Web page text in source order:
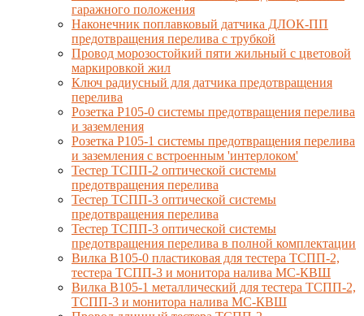
гаражного положения
Наконечник поплавковый датчика ДЛОК-ПП
предотвращения перелива с трубкой
Провод морозостойкий пяти жильный с цветовой
маркировкой жил
Ключ радиусный для датчика предотвращения
перелива
Розетка Р105-0 системы предотвращения перелива
и заземления
Розетка Р105-1 системы предотвращения перелива
и заземления с встроенным 'интерлоком'
Тестер ТСПП-2 оптической системы
предотвращения перелива
Тестер ТСПП-3 оптической системы
предотвращения перелива
Тестер ТСПП-3 оптической системы
предотвращения перелива в полной комплектации
Вилка В105-0 пластиковая для тестера ТСПП-2,
тестера ТСПП-3 и монитора налива МС-КВШ
Вилка В105-1 металлический для тестера ТСПП-2,
ТСПП-3 и монитора налива МС-КВШ